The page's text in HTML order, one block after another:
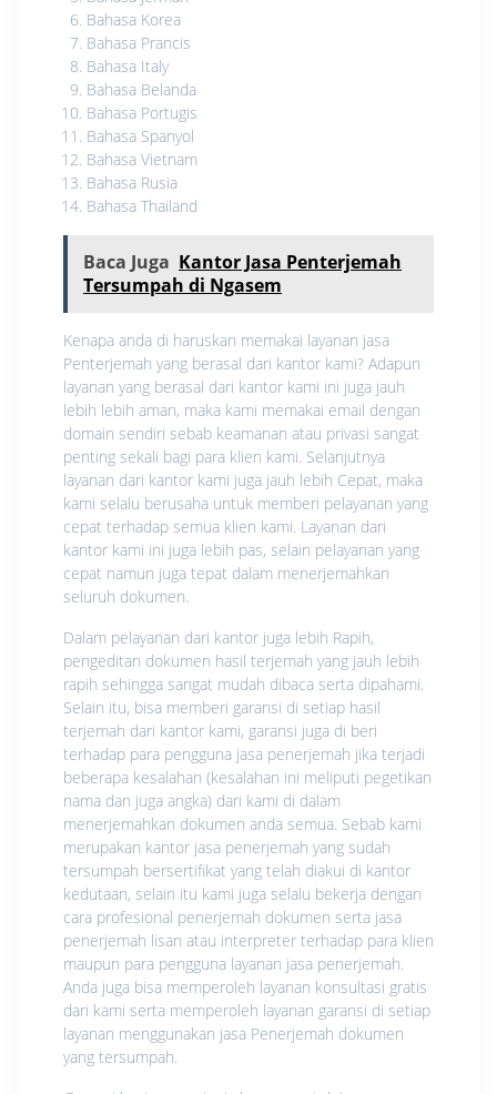
Bahasa Korea
Bahasa Prancis
Bahasa Italy
Bahasa Belanda
Bahasa Portugis
Bahasa Spanyol
Bahasa Vietnam
Bahasa Rusia
Bahasa Thailand
Baca Juga Kantor Jasa Penterjemah
Tersumpah di Ngasem
Kenapa anda di haruskan memakai layanan jasa
Penterjemah yang berasal dari kantor kami? Adapun
layanan yang berasal dari kantor kami ini juga jauh
lebih lebih aman, maka kami memakai email dengan
domain sendiri sebab keamanan atau privasi sangat
penting sekali bagi para klien kami. Selanjutnya
layanan dari kantor kami juga jauh lebih Cepat, maka
kami selalu berusaha untuk memberi pelayanan yang
cepat terhadap semua klien kami. Layanan dari
kantor kami ini juga lebih pas, selain pelayanan yang
cepat namun juga tepat dalam menerjemahkan
seluruh dokumen.
Dalam pelayanan dari kantor juga lebih Rapih,
pengeditan dokumen hasil terjemah yang jauh lebih
rapih sehingga sangat mudah dibaca serta dipahami.
Selain itu, bisa memberi garansi di setiap hasil
terjemah dari kantor kami, garansi juga di beri
terhadap para pengguna jasa penerjemah jika terjadi
beberapa kesalahan (kesalahan ini meliputi pegetikan
nama dan juga angka) dari kami di dalam
menerjemahkan dokumen anda semua. Sebab kami
merupakan kantor jasa penerjemah yang sudah
tersumpah bersertifikat yang telah diakui di kantor
kedutaan, selain itu kami juga selalu bekerja dengan
cara profesional penerjemah dokumen serta jasa
penerjemah lisan atau interpreter terhadap para klien
maupun para pengguna layanan jasa penerjemah.
Anda juga bisa memperoleh layanan konsultasi gratis
dari kami serta memperoleh layanan garansi di setiap
layanan menggunakan jasa Penerjemah dokumen
yang tersumpah.